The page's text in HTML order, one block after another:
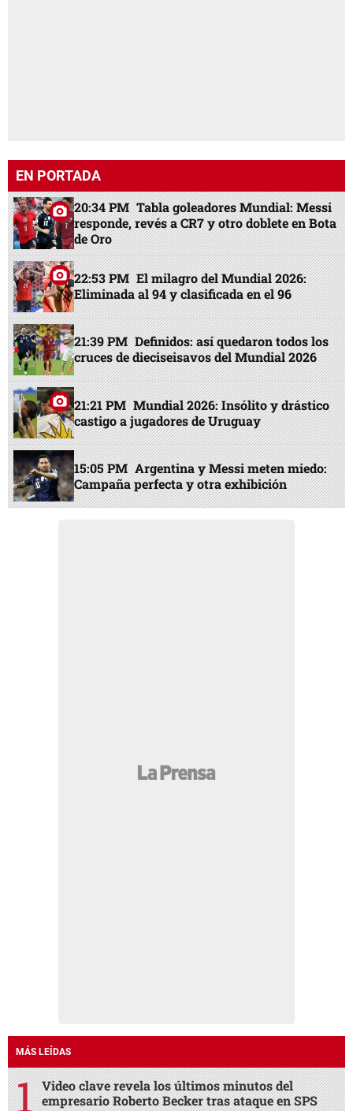
EN PORTADA
20:34 PM Tabla goleadores Mundial: Messi
responde, revés a CR7 y otro doblete en Bota
de Oro
22:53 PM El milagro del Mundial 2026:
Eliminada al 94 y clasificada en el 96
21:39 PM Definidos: así quedaron todos los
cruces de dieciseisavos del Mundial 2026
21:21 PM Mundial 2026: Insólito y drástico
castigo a jugadores de Uruguay
15:05 PM Argentina y Messi meten miedo:
Campaña perfecta y otra exhibición
MÁS LEÍDAS
Video clave revela los últimos minutos del
empresario Roberto Becker tras ataque en SPS